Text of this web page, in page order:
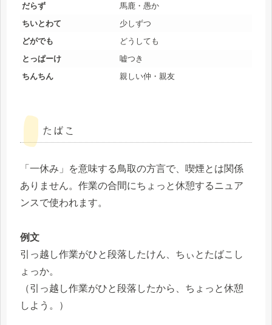
だらず
馬鹿・愚か
ちいとわて
少しずつ
どがでも
どうしても
とっぱーけ
嘘つき
ちんちん
親しい仲・親友
たばこ
「一休み」を意味する鳥取の方言で、喫煙とは関係
ありません。作業の合間にちょっと休憩するニュア
ンスで使われます。
例文
引っ越し作業がひと段落したけん、ちぃとたばこし
ょっか。
（引っ越し作業がひと段落したから、ちょっと休憩
しよう。）